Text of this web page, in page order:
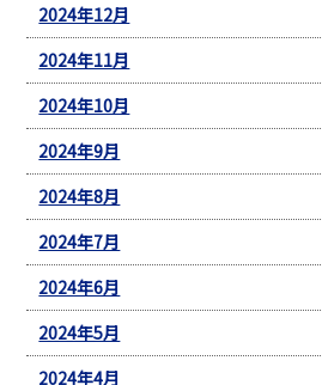
2024年12月
2024年11月
2024年10月
2024年9月
2024年8月
2024年7月
2024年6月
2024年5月
2024年4月